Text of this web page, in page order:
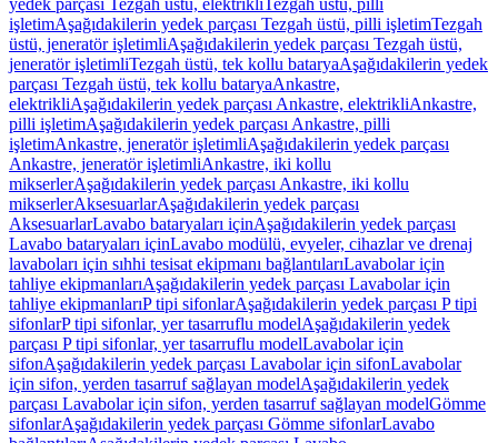
yedek parçası Tezgah üstü, elektrikli Tezgah üstü, pilli
işletimAşağıdakilerin yedek parçası Tezgah üstü, pilli işletimTezgah
üstü, jeneratör işletimliAşağıdakilerin yedek parçası Tezgah üstü,
jeneratör işletimliTezgah üstü, tek kollu bataryaAşağıdakilerin yedek
parçası Tezgah üstü, tek kollu bataryaAnkastre,
elektrikliAşağıdakilerin yedek parçası Ankastre, elektrikliAnkastre,
pilli işletimAşağıdakilerin yedek parçası Ankastre, pilli
işletimAnkastre, jeneratör işletimliAşağıdakilerin yedek parçası
Ankastre, jeneratör işletimliAnkastre, iki kollu
mikserlerAşağıdakilerin yedek parçası Ankastre, iki kollu
mikserlerAksesuarlarAşağıdakilerin yedek parçası
AksesuarlarLavabo bataryaları içinAşağıdakilerin yedek parçası
Lavabo bataryaları içinLavabo modülü, evyeler, cihazlar ve drenaj
lavaboları için sıhhi tesisat ekipmanı bağlantılarıLavabolar için
tahliye ekipmanlarıAşağıdakilerin yedek parçası Lavabolar için
tahliye ekipmanlarıP tipi sifonlarAşağıdakilerin yedek parçası P tipi
sifonlarP tipi sifonlar, yer tasarruflu modelAşağıdakilerin yedek
parçası P tipi sifonlar, yer tasarruflu modelLavabolar için
sifonAşağıdakilerin yedek parçası Lavabolar için sifonLavabolar
için sifon, yerden tasarruf sağlayan modelAşağıdakilerin yedek
parçası Lavabolar için sifon, yerden tasarruf sağlayan modelGömme
sifonlarAşağıdakilerin yedek parçası Gömme sifonlarLavabo